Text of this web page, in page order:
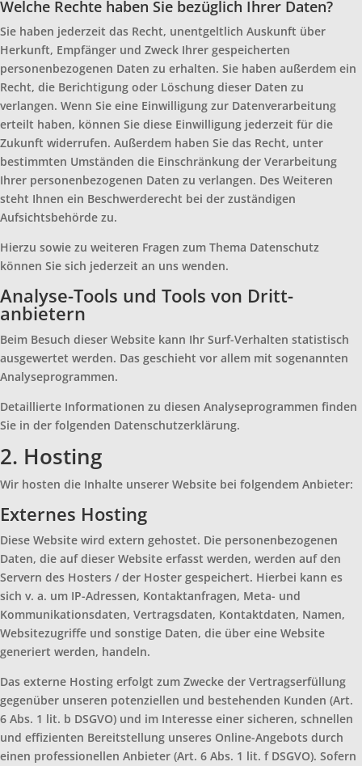
Welche Rechte haben Sie bezüglich Ihrer Daten?
Sie haben jederzeit das Recht, unentgeltlich Auskunft über
Herkunft, Empfänger und Zweck Ihrer gespeicherten
personenbezogenen Daten zu erhalten. Sie haben außerdem ein
Recht, die Berichtigung oder Löschung dieser Daten zu
verlangen. Wenn Sie eine Einwilligung zur Datenverarbeitung
erteilt haben, können Sie diese Einwilligung jederzeit für die
Zukunft widerrufen. Außerdem haben Sie das Recht, unter
bestimmten Umständen die Einschränkung der Verarbeitung
Ihrer personenbezogenen Daten zu verlangen. Des Weiteren
steht Ihnen ein Beschwerderecht bei der zuständigen
Aufsichtsbehörde zu.
Hierzu sowie zu weiteren Fragen zum Thema Datenschutz
können Sie sich jederzeit an uns wenden.
Analyse-Tools und Tools von Dritt­
anbietern
Beim Besuch dieser Website kann Ihr Surf-Verhalten statistisch
ausgewertet werden. Das geschieht vor allem mit sogenannten
Analyseprogrammen.
Detaillierte Informationen zu diesen Analyseprogrammen finden
Sie in der folgenden Datenschutzerklärung.
2. Hosting
Wir hosten die Inhalte unserer Website bei folgendem Anbieter:
Externes Hosting
Diese Website wird extern gehostet. Die personenbezogenen
Daten, die auf dieser Website erfasst werden, werden auf den
Servern des Hosters / der Hoster gespeichert. Hierbei kann es
sich v. a. um IP-Adressen, Kontaktanfragen, Meta- und
Kommunikationsdaten, Vertragsdaten, Kontaktdaten, Namen,
Websitezugriffe und sonstige Daten, die über eine Website
generiert werden, handeln.
Das externe Hosting erfolgt zum Zwecke der Vertragserfüllung
gegenüber unseren potenziellen und bestehenden Kunden (Art.
6 Abs. 1 lit. b DSGVO) und im Interesse einer sicheren, schnellen
und effizienten Bereitstellung unseres Online-Angebots durch
einen professionellen Anbieter (Art. 6 Abs. 1 lit. f DSGVO). Sofern